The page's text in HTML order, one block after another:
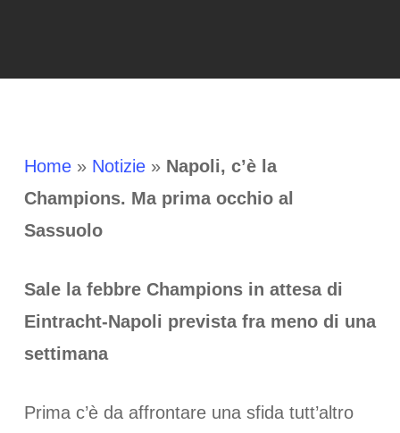
Home» Notizie» Napoli, c’è la
Champions. Ma prima occhio al
Sassuolo
Sale la febbre Champions in attesa di
Eintracht-Napoli prevista fra meno di una
settimana
Prima c’è da affrontare una sfida tutt’altro